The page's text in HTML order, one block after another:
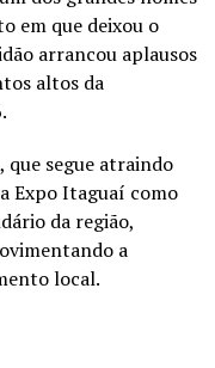
em que deixou o
arrancou aplausos
altos da
que segue atraindo
Expo Itaguaí como
da região,
a
local.